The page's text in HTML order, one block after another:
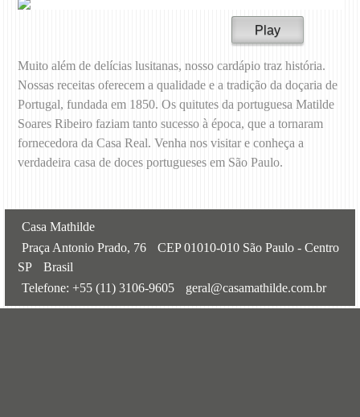
Muito além de delícias lusitanas, nosso cardápio traz história.
Nossas receitas oferecem a qualidade e a tradição da doçaria de
Portugal, fundada em 1850. Os quitutes da portuguesa Matilde
Soares Ribeiro faziam tanto sucesso à época, que a tornaram
fornecedora da Casa Real. Venha nos visitar e conheça a
verdadeira casa de doces portugueses em São Paulo.
Casa Mathilde
Praça Antonio Prado, 76
CEP 01010-010 São Paulo - Centro
SP
Brasil
Telefone:+55 (11) 3106-9605 geral@casamathilde.com.br